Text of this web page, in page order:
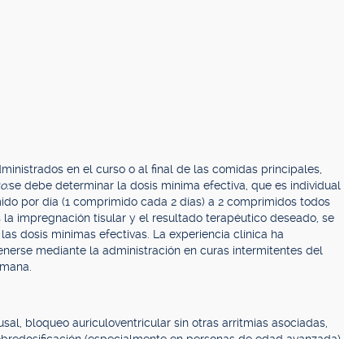
en el curso o al final de las comidas principales,
se debe determinar la dosis mínima efectiva, que es individual
por día (1 comprimido cada 2 días) a 2 comprimidos todos
impregnación tisular y el resultado terapéutico deseado, se
dosis mínimas efectivas. La experiencia clínica ha
mediante la administración en curas intermitentes del
bloqueo auriculoventricular sin otras arritmias asociadas,